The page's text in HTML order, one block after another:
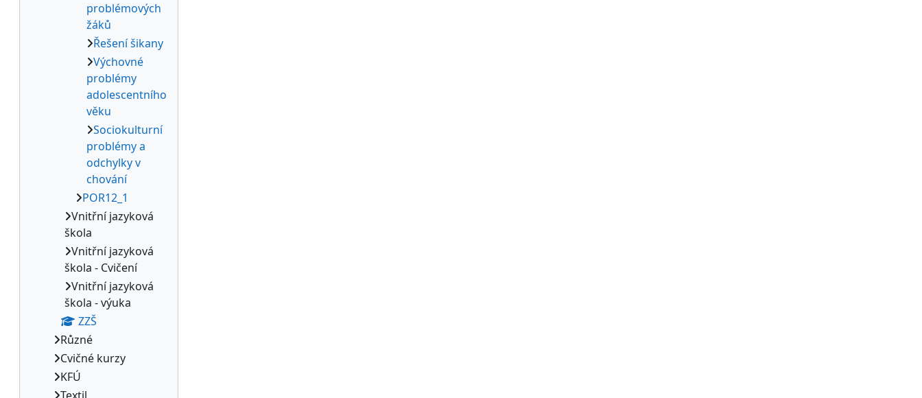
problémových
žáků
Řešení šikany
Výchovné
problémy
adolescentního
věku
Sociokulturní
problémy a
odchylky v
chování
POR12_1
Vnitřní jazyková
škola
Vnitřní jazyková
škola - Cvičení
Vnitřní jazyková
škola - výuka
ZZŠ
Různé
Cvičné kurzy
KFÚ